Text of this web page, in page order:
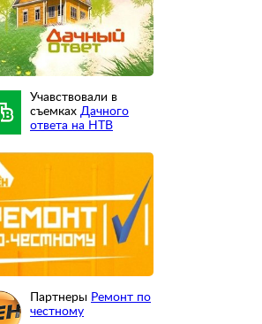
Учавствовали в
съемках Дачного
ответа на НТВ
Партнеры Ремонт по
честному